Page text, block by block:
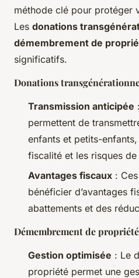
méthode clé pour protéger
Les donations
démembrement de
significatifs.
Donations
Transmission anticipée
permettent de
enfants et petits-
fiscalité et les risques de
Avantages fiscaux :
bénéficier d’avantages
abattements et des
Démembrement de propriété
Gestion optimisée : Le
propriété permet une